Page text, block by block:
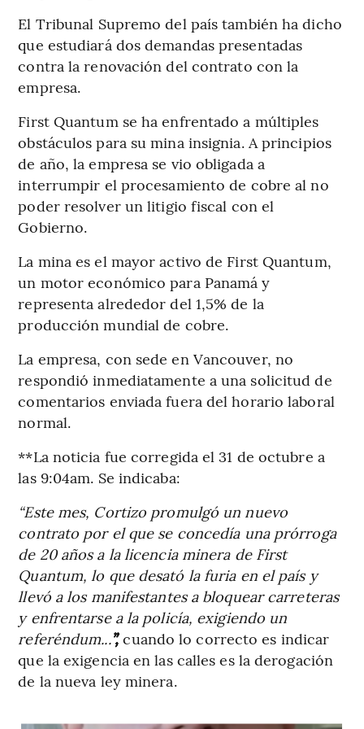
El Tribunal Supremo del país también ha dicho
que estudiará dos demandas presentadas
contra la renovación del contrato con la
empresa.
First Quantum se ha enfrentado a múltiples
obstáculos para su mina insignia. A principios
de año, la empresa se vio obligada a
interrumpir el procesamiento de cobre al no
poder resolver un litigio fiscal con el
Gobierno.
La mina es el mayor activo de First Quantum,
un motor económico para Panamá y
representa alrededor del 1,5% de la
producción mundial de cobre.
La empresa, con sede en Vancouver, no
respondió inmediatamente a una solicitud de
comentarios enviada fuera del horario laboral
normal.
**La noticia fue corregida el 31 de octubre a
las 9:04am. Se indicaba:
“Este mes, Cortizo promulgó un nuevo
contrato por el que se concedía una prórroga
de 20 años a la licencia minera de First
Quantum, lo que desató la furia en el país y
llevó a los manifestantes a bloquear carreteras
y enfrentarse a la policía, exigiendo un
referéndum...”,cuando lo correcto es indicar
que la exigencia en las calles es la derogación
de la nueva ley minera.